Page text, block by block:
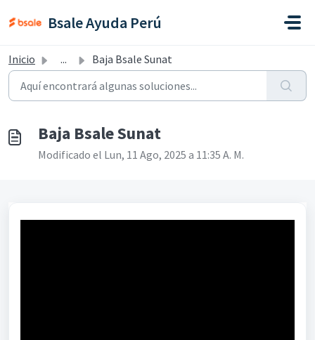
Bsale Ayuda Perú
Inicio ... Baja Bsale Sunat
Baja Bsale Sunat
Modificado el Lun, 11 Ago, 2025 a 11:35 A. M.